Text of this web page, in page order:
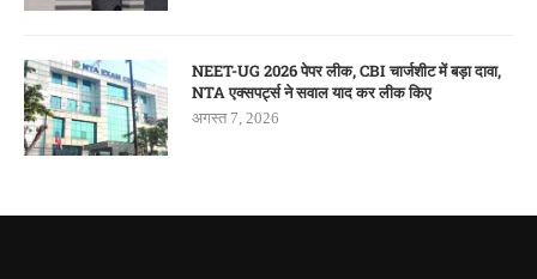
NEET-UG 2026 पेपर लीक, CBI चार्जशीट में बड़ा दावा,
NTA एक्सपर्ट्स ने सवाल याद कर लीक किए
अगस्त 7, 2026